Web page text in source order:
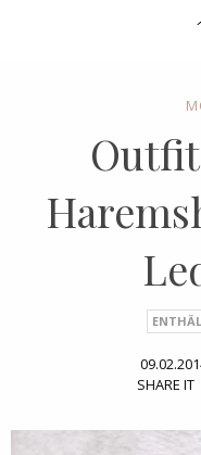
SHARE IT